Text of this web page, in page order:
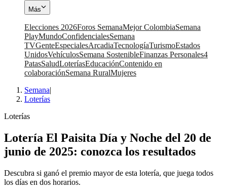
Más
Elecciones 2026Foros SemanaMejor ColombiaSemana
PlayMundoConfidencialesSemana
TVGenteEspecialesArcadiaTecnologíaTurismoEstados
UnidosVehículosSemana SostenibleFinanzas Personales4
PatasSaludLoteríasEducaciónContenido en
colaboraciónSemana RuralMujeres
Semana|
Loterías
Loterías
Lotería El Paisita Día y Noche del 20 de
junio de 2025: conozca los resultados
Descubra si ganó el premio mayor de esta lotería, que juega todos
los días en dos horarios.